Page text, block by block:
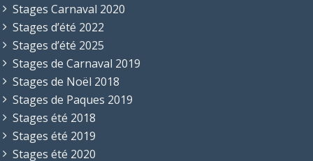
Stages Carnaval 2020
Stages d’été 2022
Stages d’été 2025
Stages de Carnaval 2019
Stages de Noël 2018
Stages de Paques 2019
Stages été 2018
Stages été 2019
Stages été 2020